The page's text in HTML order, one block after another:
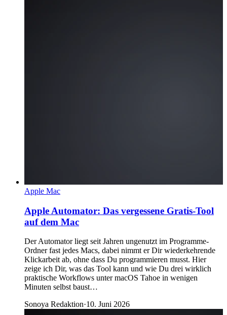
Apple Mac
Apple Automator: Das vergessene Gratis-Tool
auf dem Mac
Der Automator liegt seit Jahren ungenutzt im Programme-
Ordner fast jedes Macs, dabei nimmt er Dir wiederkehrende
Klickarbeit ab, ohne dass Du programmieren musst. Hier
zeige ich Dir, was das Tool kann und wie Du drei wirklich
praktische Workflows unter macOS Tahoe in wenigen
Minuten selbst baust…
Sonoya Redaktion·10. Juni 2026